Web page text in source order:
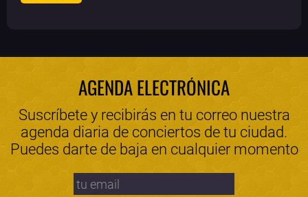
AGENDA ELECTRÓNICA
Suscríbete y recibirás en tu correo nuestra
agenda diaria de conciertos de tu ciudad.
Puedes darte de baja en cualquier momento